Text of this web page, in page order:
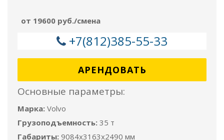
от 19600 руб./смена
+7(812)385-55-33
АРЕНДОВАТЬ
Основные параметры:
Марка: Volvo
Грузоподъемность: 35 т
Габариты: 9084x3163x2490 мм